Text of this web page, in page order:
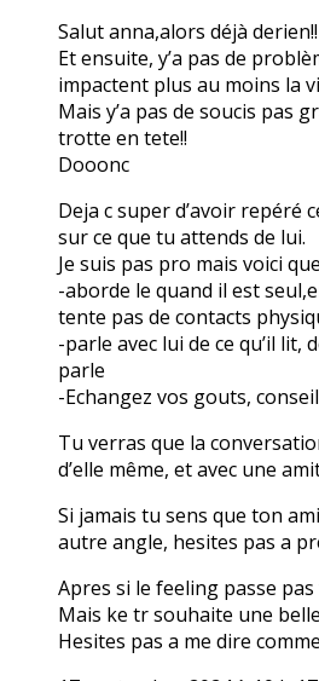
Salut anna,alors déjà derien!!
Et ensuite, y’a pas de
impactent plus au moins la
Mais y’a pas de soucis pas
trotte en tete!!
Dooonc
Deja c super d’avoir repéré
sur ce que tu attends de lui.
Je suis pas pro mais voici
-aborde le quand il est
tente pas de contacts
-parle avec lui de ce qu’il lit,
parle
-Echangez vos gouts,
Tu verras que la
d’elle même, et avec une
Si jamais tu sens que ton
autre angle, hesites pas a
Apres si le feeling passe
Mais ke tr souhaite une
Hesites pas a me dire